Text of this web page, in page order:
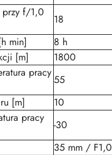
przy f/1,0
18
min]
8 h
[m]
1800
pracy
55
[m]
10
pracy
-30
35 mm / F1,0